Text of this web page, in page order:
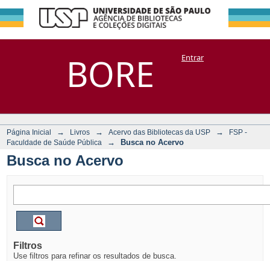
BORE
Busca no Acervo
DSpace/Manakin + CoriscoEntrar
Página Inicial → Livros → Acervo das Bibliotecas da USP →
FSP -
Faculdade de Saúde Pública
→ Busca no Acervo
Busca no Acervo
Filtros
Use filtros para refinar os resultados de busca.